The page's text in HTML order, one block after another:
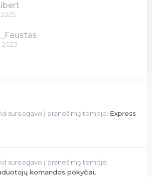
2025
2025
sureagavo į pranešimą temoje: Express
sureagavo į pranešimą temoje:
komandos pokyčiai,